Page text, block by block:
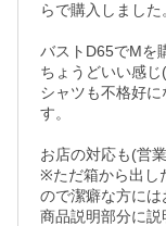
らで購入しました
バストD65でMを
ちょうどいい感
シャツも不格好
す。
お店の対応も(営
※ただ箱から出し
ので潔癖な方には
商品説明部分に